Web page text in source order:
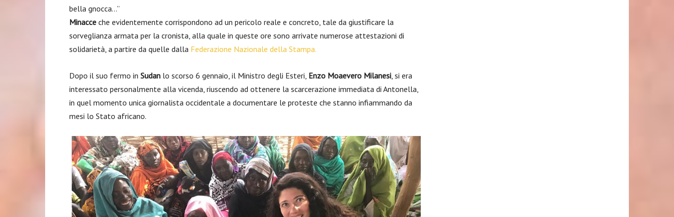
bella gnocca…”
Minacce che evidentemente corrispondono ad un pericolo reale e concreto, tale da giustificare la
sorveglianza armata per la cronista, alla quale in queste ore sono arrivate numerose attestazioni di
solidarietà, a partire da quelle dalla Federazione Nazionale della Stampa.
Dopo il suo fermo in Sudan lo scorso 6 gennaio, il Ministro degli Esteri, Enzo Moaevero Milanesi, si era
interessato personalmente alla vicenda, riuscendo ad ottenere la scarcerazione immediata di Antonella,
in quel momento unica giornalista occidentale a documentare le proteste che stanno infiammando da
mesi lo Stato africano.